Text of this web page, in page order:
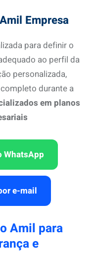
Empresa
para definir o
ao perfil da
personalizada,
durante a
em planos
WhatsApp
e-mail
Amil para
e